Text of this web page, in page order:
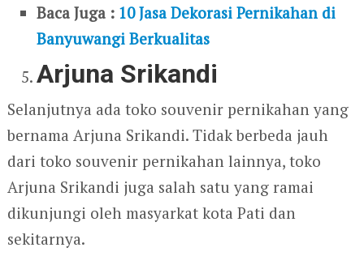
Baca Juga : 10 Jasa Dekorasi Pernikahan di
Banyuwangi Berkualitas
Arjuna Srikandi
Selanjutnya ada toko souvenir pernikahan yang
bernama Arjuna Srikandi. Tidak berbeda jauh
dari toko souvenir pernikahan lainnya, toko
Arjuna Srikandi juga salah satu yang ramai
dikunjungi oleh masyarkat kota Pati dan
sekitarnya.